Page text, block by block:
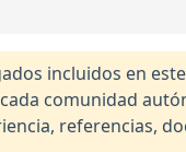
incluidos en
comunidad
referencias,